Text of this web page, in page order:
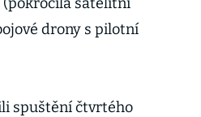
drony s pilotní
spuštění čtvrtého